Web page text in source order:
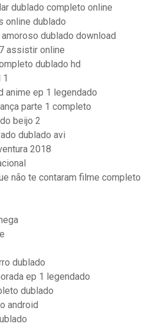
dublado completo online
online dublado
dublado download
assistir online
dublado hd
anime ep 1 legendado
parte 1 completo
beijo 2
dublado avi
2018
não te contaram filme completo
dublado
ep 1 legendado
dublado
android